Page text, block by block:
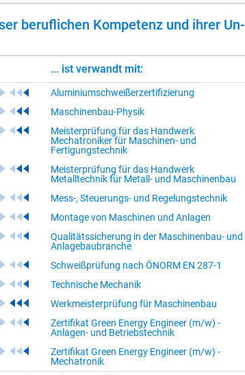
be­ruf­li­chen Kom­pe­tenz und ih­rer Un­
... ist verwandt mit:
Aluminiumschweißerzertifizierung
Maschinenbau-Physik
Meisterprüfung für das Handwerk
Mechatroniker für Maschinen- und
Fertigungstechnik
Meisterprüfung für das Handwerk
Metalltechnik für Metall- und Maschinenbau
Mess-, Steuerungs- und Regelungstechnik
Montage von Maschinen und Anlagen
Qualitätssicherung in der Maschinenbau- und
Anlagebaubranche
Schweißprüfung nach ÖNORM EN 287-1
Technische Mechanik
Werkmeisterprüfung für Maschinenbau
Zertifikat Green Energy Engineer (m/w) -
Anlagen- und Betriebstechnik
Zertifikat Green Energy Engineer (m/w) -
Mechatronik